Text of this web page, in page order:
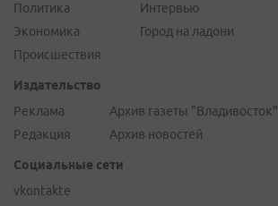
Политика
Экономика
Происшествия
Интервью
Город на ладони
Издательство
Реклама
Редакция
Архив газеты "Владивосток"
Архив новостей
Социальные сети
vkontakte